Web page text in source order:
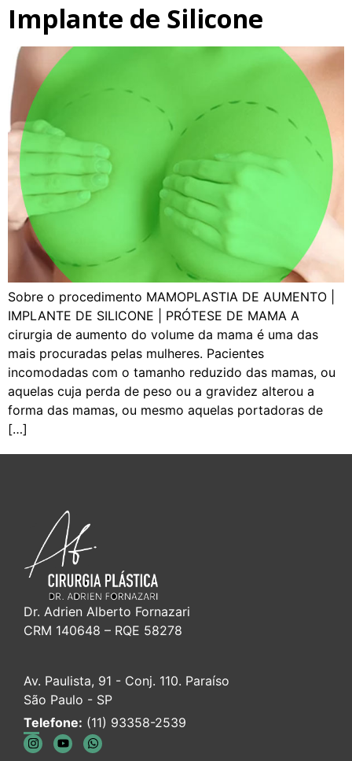
Implante de Silicone
Sobre o procedimento MAMOPLASTIA DE AUMENTO |
IMPLANTE DE SILICONE | PRÓTESE DE MAMA A
cirurgia de aumento do volume da mama é uma das
mais procuradas pelas mulheres. Pacientes
incomodadas com o tamanho reduzido das mamas, ou
aquelas cuja perda de peso ou a gravidez alterou a
forma das mamas, ou mesmo aquelas portadoras de
[…]
Dr. Adrien Alberto Fornazari
CRM 140648 – RQE 58278
Av. Paulista, 91 - Conj. 110. Paraíso
São Paulo - SP
Telefone: (11) 93358-2539